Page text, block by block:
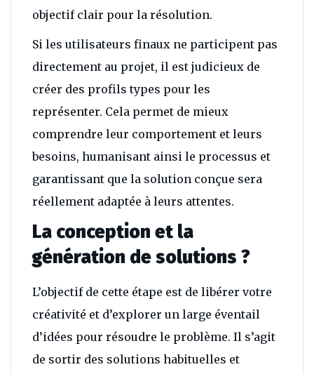
objectif clair pour la résolution.
Si les utilisateurs finaux ne participent pas
directement au projet, il est judicieux de
créer des profils types pour les
représenter. Cela permet de mieux
comprendre leur comportement et leurs
besoins, humanisant ainsi le processus et
garantissant que la solution conçue sera
réellement adaptée à leurs attentes.
La conception et la
génération de solutions ?
L’objectif de cette étape est de libérer votre
créativité et d’explorer un large éventail
d’idées pour résoudre le problème. Il s’agit
de sortir des solutions habituelles et